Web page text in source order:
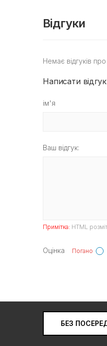
Відгуки
Немає відгуків
Написати відгук
ім'я
Ваш відгук:
Примітка: HTML
Оцінка Погано
БЕЗ